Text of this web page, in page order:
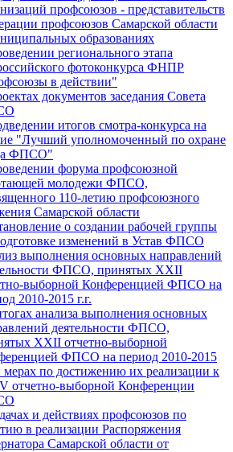
профсоюзов - представительств
профсоюзов Самарской области
образованиях
регионального этапа
фотоконкурса ФНПР
в действии"
документов заседания Совета
итогов смотра-конкурса на
"Лучший уполномоченный по охране
ФПСО"
форума профсоюзной
молодежи ФПСО,
110-летию профсоюзного
Самарской области
о создании рабочей группы
изменений в Устав ФПСО
выполнения основных направлений
ФПСО, принятых XXII
выборной Конференцией ФПСО на
2010-2015 г.г.
анализа выполнения основных
деятельности ФПСО,
XXII отчетно-выборной
ФПСО на период 2010-2015
мерах по достижению их реализации к
отчетно-выборной Конференции
и действиях профсоюзов по
в реализации Распоряжения
Самарской области от